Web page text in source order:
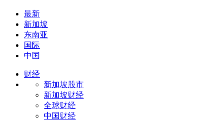
最新
新加坡
东南亚
国际
中国
财经
新加坡股市
新加坡财经
全球财经
中国财经